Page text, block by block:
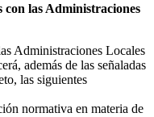
con las Administraciones
Administraciones Locales
además de las señaladas
las siguientes
normativa en materia de